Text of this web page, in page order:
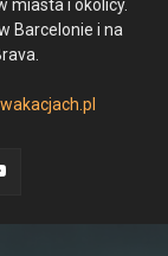
miasta i okolicy.
Barcelonie i na